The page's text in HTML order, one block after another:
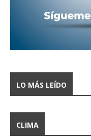
LO MÁS LEÍDO
CLIMA